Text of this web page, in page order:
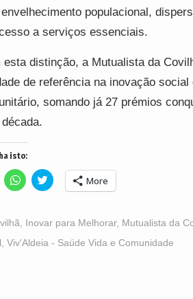
populacional,
a serviços essenciais.
esta distinção, a Mutualista da
de referência na inovação
somando já 27 prémios
isto:
Click
to
(Opens
in
new
window)
Click
to
share
(Opens
new
window)
More
Inovar para Melhorar, Mutualista da
Viv'Aldeia - Saúde Vida e Comunidade